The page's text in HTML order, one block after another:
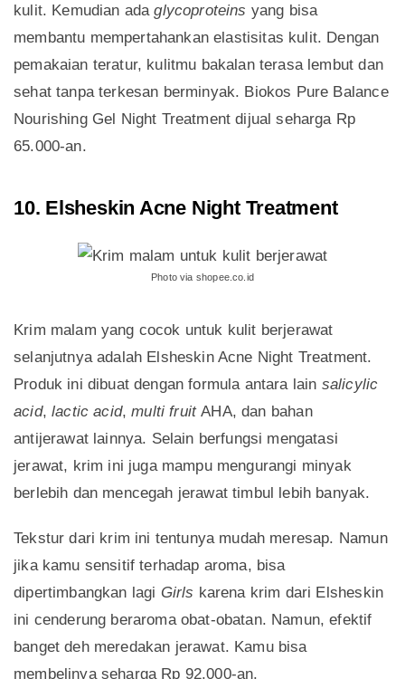
kulit. Kemudian adaglycoproteins yang bisa
membantu mempertahankan elastisitas kulit. Dengan
pemakaian teratur, kulitmu bakalan terasa lembut dan
sehat tanpa terkesan berminyak. Biokos Pure Balance
Nourishing Gel Night Treatment dijual seharga Rp
65.000-an.
10. Elsheskin Acne Night Treatment
Photo via shopee.co.id
Krim malam yang cocok untuk kulit berjerawat
selanjutnya adalah Elsheskin Acne Night Treatment.
Produk ini dibuat dengan formula antara lain salicylic
acid,lactic acid,multi fruitAHA, dan bahan
antijerawat lainnya. Selain berfungsi mengatasi
jerawat, krim ini juga mampu mengurangi minyak
berlebih dan mencegah jerawat timbul lebih banyak.
Tekstur dari krim ini tentunya mudah meresap. Namun
jika kamu sensitif terhadap aroma, bisa
dipertimbangkan lagi Girls karena krim dari Elsheskin
ini cenderung beraroma obat-obatan. Namun, efektif
banget deh meredakan jerawat. Kamu bisa
membelinya seharga Rp 92.000-an.